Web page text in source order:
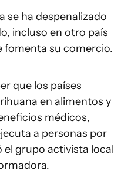
se ha despenalizado
incluso en otro país
fomenta su comercio.
que los países
en alimentos y
médicos,
a personas por
el grupo activista local